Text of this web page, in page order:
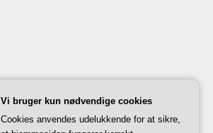
Vi bruger kun nødvendige cookies
Cookies anvendes udelukkende for at sikre,